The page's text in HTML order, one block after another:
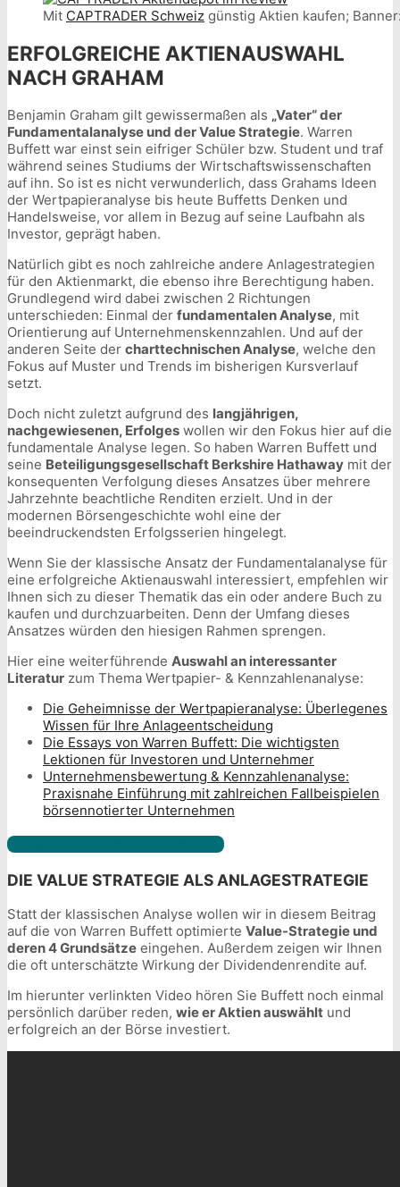
Mit CAPTRADER Schweiz günstig Aktien kaufen;
ERFOLGREICHE AKTIENAUSWAHL
NACH GRAHAM
Benjamin Graham gilt gewissermaßen als „Vater“ der
Fundamentalanalyse und der Value Strategie. Warren
Buffett war einst sein eifriger Schüler bzw. Student und traf
während seines Studiums der Wirtschaftswissenschaften
auf ihn. So ist es nicht verwunderlich, dass Grahams Ideen
der Wertpapieranalyse bis heute Buffetts Denken und
Handelsweise, vor allem in Bezug auf seine Laufbahn als
Investor, geprägt haben.
Natürlich gibt es noch zahlreiche andere Anlagestrategien
für den Aktienmarkt, die ebenso ihre Berechtigung haben.
Grundlegend wird dabei zwischen 2 Richtungen
unterschieden: Einmal der fundamentalen Analyse, mit
Orientierung auf Unternehmenskennzahlen. Und auf der
anderen Seite der charttechnischen Analyse, welche den
Fokus auf Muster und Trends im bisherigen Kursverlauf
setzt.
Doch nicht zuletzt aufgrund des langjährigen,
nachgewiesenen, Erfolges wollen wir den Fokus hier auf die
fundamentale Analyse legen. So haben Warren Buffett und
seine Beteiligungsgesellschaft Berkshire Hathaway mit der
konsequenten Verfolgung dieses Ansatzes über mehrere
Jahrzehnte beachtliche Renditen erzielt. Und in der
modernen Börsengeschichte wohl eine der
beeindruckendsten Erfolgsserien hingelegt.
Wenn Sie der klassische Ansatz der Fundamentalanalyse für
eine erfolgreiche Aktienauswahl interessiert, empfehlen wir
Ihnen sich zu dieser Thematik das ein oder andere Buch zu
kaufen und durchzuarbeiten. Denn der Umfang dieses
Ansatzes würden den hiesigen Rahmen sprengen.
Hier eine weiterführende Auswahl an interessanter
Literatur zum Thema Wertpapier- & Kennzahlenanalyse:
Die Geheimnisse der Wertpapieranalyse: Überlegenes
Wissen für Ihre Anlageentscheidung
Die Essays von Warren Buffett: Die wichtigsten
Lektionen für Investoren und Unternehmer
Unternehmensbewertung & Kennzahlenanalyse:
Praxisnahe Einführung mit zahlreichen Fallbeispielen
börsennotierter Unternehmen
DIE VALUE STRATEGIE ALS ANLAGESTRATEGIE
Statt der klassischen Analyse wollen wir in diesem Beitrag
auf die von Warren Buffett optimierte Value-Strategie und
deren 4 Grundsätze eingehen. Außerdem zeigen wir Ihnen
die oft unterschätzte Wirkung der Dividendenrendite auf.
Im hierunter verlinkten Video hören Sie Buffett noch einmal
persönlich darüber reden, wie er Aktien auswählt und
erfolgreich an der Börse investiert.